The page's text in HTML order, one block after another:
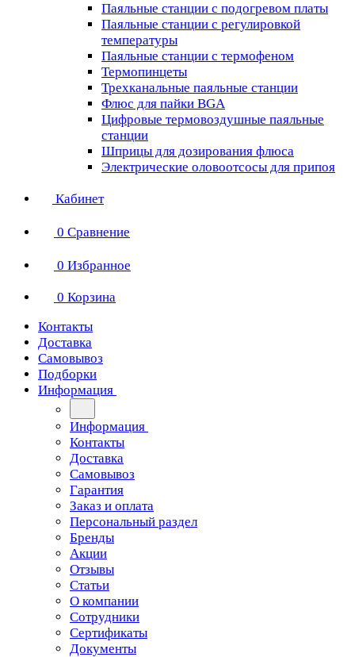
Паяльные станции с подогревом платы
Паяльные станции с регулировкой
температуры
Паяльные станции с термофеном
Термопинцеты
Трехканальные паяльные станции
Флюс для пайки BGA
Цифровые термовоздушные паяльные
станции
Шприцы для дозирования флюса
Электрические оловоотсосы для припоя
Кабинет
0 Сравнение
0 Избранное
0 Корзина
Контакты
Доставка
Самовывоз
Подборки
Информация
Информация
Контакты
Доставка
Самовывоз
Гарантия
Заказ и оплата
Персональный раздел
Бренды
Акции
Отзывы
Статьи
О компании
Сотрудники
Сертификаты
Документы